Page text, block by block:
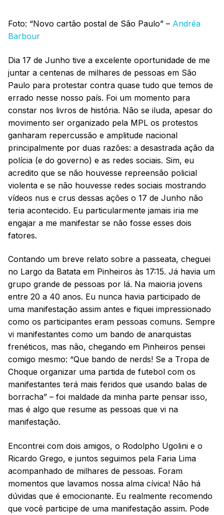
Foto: “Novo cartão postal de São Paulo” – Andréa
Barbour
Dia 17 de Junho tive a excelente oportunidade de me
juntar a centenas de milhares de pessoas em São
Paulo para protestar contra quase tudo que temos de
errado nesse nosso país. Foi um momento para
constar nos livros de história. Não se iluda, apesar do
movimento ser organizado pela MPL os protestos
ganharam repercussão e amplitude nacional
principalmente por duas razões: a desastrada ação da
polícia (e do governo) e as redes sociais. Sim, eu
acredito que se não houvesse repreensão policial
violenta e se não houvesse redes sociais mostrando
vídeos nus e crus dessas ações o 17 de Junho não
teria acontecido. Eu particularmente jamais iria me
engajar a me manifestar se não fosse esses dois
fatores.
Contando um breve relato sobre a passeata, cheguei
no Largo da Batata em Pinheiros às 17:15. Já havia um
grupo grande de pessoas por lá. Na maioria jovens
entre 20 a 40 anos. Eu nunca havia participado de
uma manifestação assim antes e fiquei impressionado
como os participantes eram pessoas comuns. Sempre
vi manifestantes como um bando de anarquistas
frenéticos, mas não, chegando em Pinheiros pensei
comigo mesmo: “Que bando de nerds! Se a Tropa de
Choque organizar uma partida de futebol com os
manifestantes terá mais feridos que usando balas de
borracha” – foi maldade da minha parte pensar isso,
mas é algo que resume as pessoas que vi na
manifestação.
Encontrei com dois amigos, o Rodolpho Ugolini e o
Ricardo Grego, e juntos seguimos pela Faria Lima
acompanhado de milhares de pessoas. Foram
momentos que lavamos nossa alma cívica! Não há
dúvidas que é emocionante. Eu realmente recomendo
que você participe de uma manifestação assim. Pode